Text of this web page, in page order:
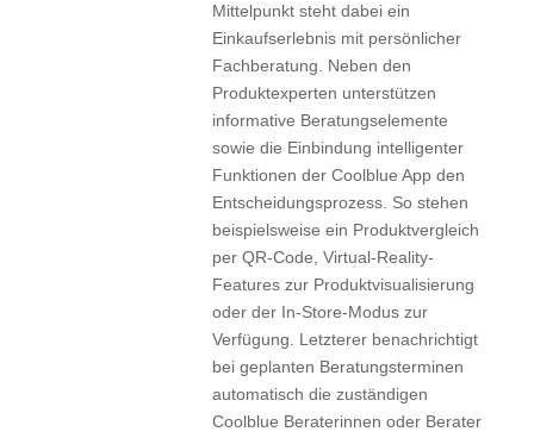
Mittelpunkt steht dabei ein
Einkaufserlebnis mit persönlicher
Fachberatung. Neben den
Produktexperten unterstützen
informative Beratungselemente
sowie die Einbindung intelligenter
Funktionen der Coolblue App den
Entscheidungsprozess. So stehen
beispielsweise ein Produktvergleich
per QR-Code, Virtual-Reality-
Features zur Produktvisualisierung
oder der In-Store-Modus zur
Verfügung. Letzterer benachrichtigt
bei geplanten Beratungsterminen
automatisch die zuständigen
Coolblue Beraterinnen oder Berater